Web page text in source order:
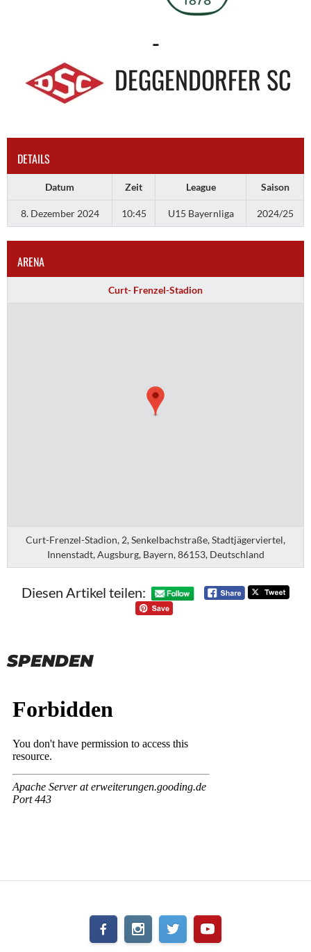
-
DEGGENDORFER SC
DETAILS
Datum Zeit League Saison
8. Dezember 2024 10:45 U15 Bayernliga 2024/25
ARENA
Curt- Frenzel-Stadion
Curt-Frenzel-Stadion, 2, Senkelbachstraße, Stadtjägerviertel,
Innenstadt, Augsburg, Bayern, 86153, Deutschland
Diesen Artikel teilen:
SPENDEN